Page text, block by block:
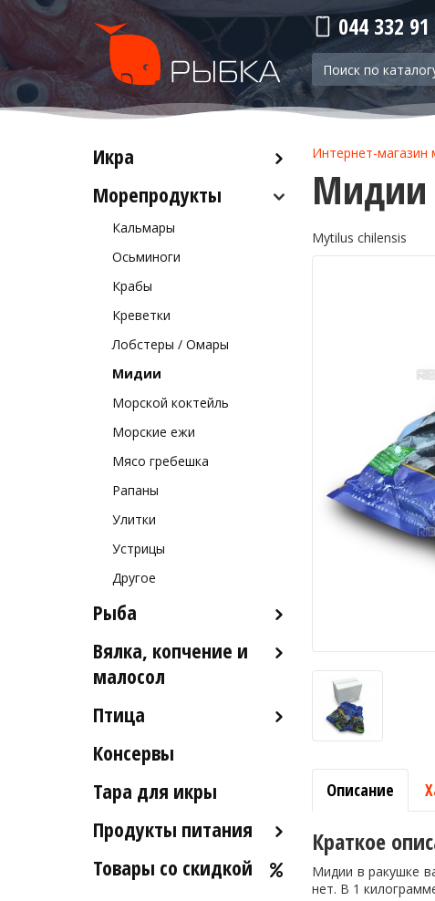
044 332
Икра
Красная икра
Морепродукты
Кальмары
Осьминоги
Крабы
Креветки
Лобстеры / Омары
Мидии
Морской коктейль
Морские ежи
Мясо гребешка
Рапаны
Улитки
Устрицы
Другое
Рыба
Рыба деликатесных сортов
Рыба столовых сортов
Вялка, копчение и
малосол
Икра вяленая
Рыба слабосоленая
Рыба холодного и
Птица
Индейка
Консервы
Тара для икры
Продукты питания
Оливковое масло
Товары со скидкой
Интернет-магазин
Мидии
Mytilus chilensis
Описание
Краткое
Мидии в ракушке
нет. В 1